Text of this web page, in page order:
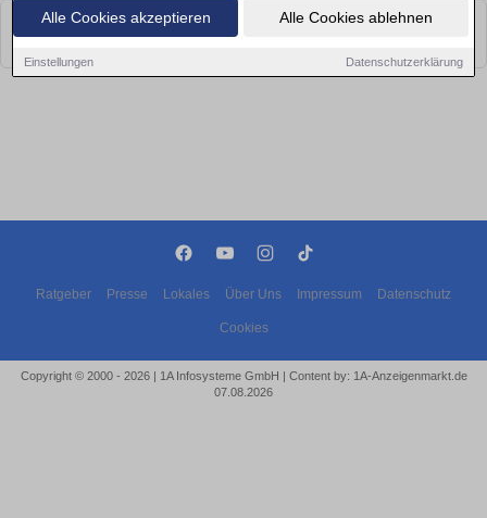
Alle Cookies akzeptieren Alle Cookies ablehnen
Einstellungen Datenschutzerklärung
Leider konnten wir derzeit keine passenden Objekte finden. Schauen Sie
Ratgeber Presse Lokales Über Uns Impressum Datenschutz
Cookies
Copyright © 2000 - 2026 | 1A Infosysteme GmbH | Content by: 1A-Anzeigenmarkt.de
07.08.2026